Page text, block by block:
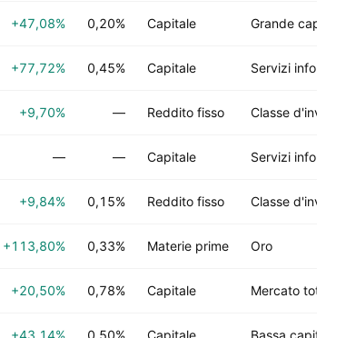
+47,08% 0,20% Capitale Grande
+77,72% 0,45% Capitale Servizi
+9,70% — Reddito fisso Classe
— — Capitale Servizi
+9,84% 0,15% Reddito fisso Classe
+113,80% 0,33% Materie prime Oro
+20,50% 0,78% Capitale Mercato totale
+43,14% 0,50% Capitale Bassa